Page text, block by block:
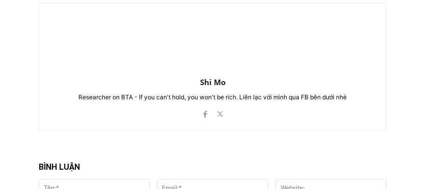
Shi Mo
Researcher on BTA - If you can't hold, you won't be rich. Liên lạc với mình qua FB bên dưới nhé
BÌNH LUẬN
Tên:* Email:*